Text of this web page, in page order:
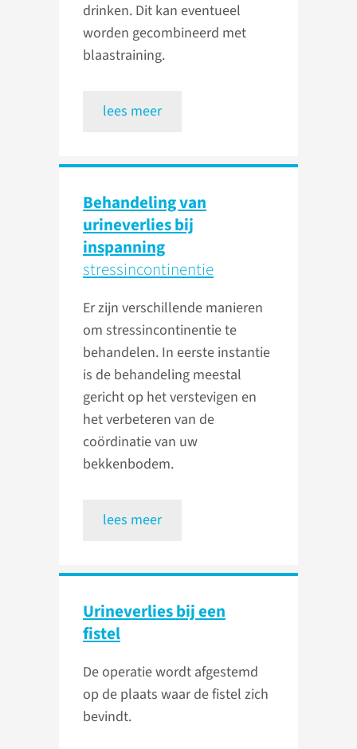
drinken. Dit kan eventueel
worden gecombineerd met
blaastraining.
lees meer
Behandeling van
urineverlies bij
inspanning
stress­incontinentie
Er zijn verschillende manieren
om stressincontinentie te
behandelen. In eerste instantie
is de behandeling meestal
gericht op het verstevigen en
het verbeteren van de
coördinatie van uw
bekkenbodem.
lees meer
Urineverlies bij een
fistel
De operatie wordt afgestemd
op de plaats waar de fistel zich
bevindt.